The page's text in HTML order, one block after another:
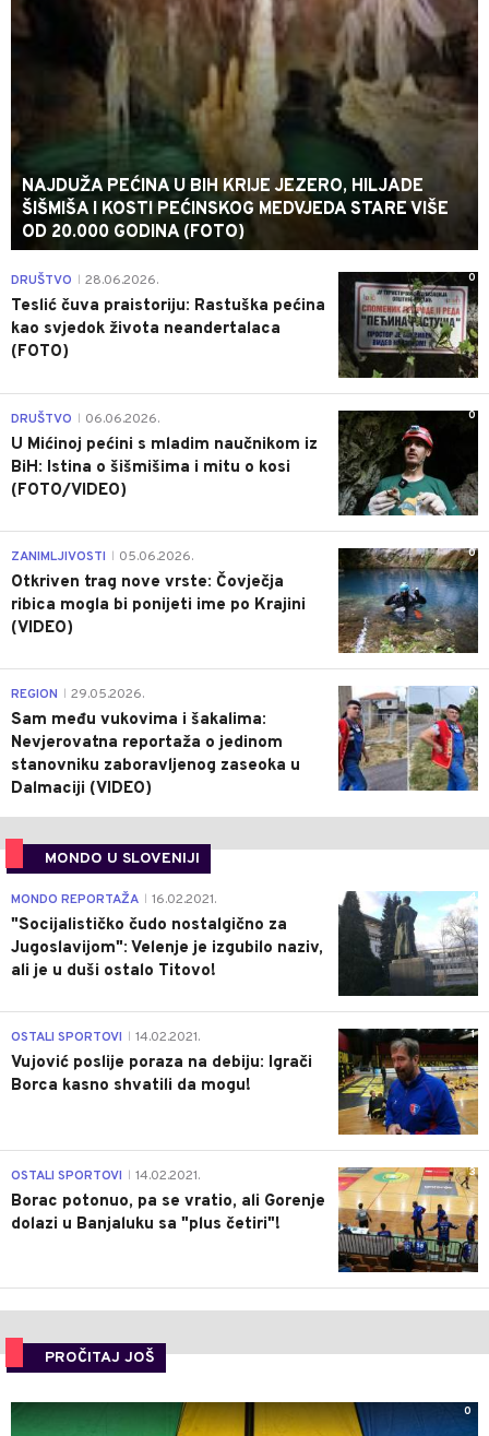
NAJDUŽA PEĆINA U BIH KRIJE JEZERO, HILJADE
ŠIŠMIŠA I KOSTI PEĆINSKOG MEDVJEDA STARE VIŠE
OD 20.000 GODINA (FOTO)
0
DRUŠTVO 28.06.2026.
Teslić čuva praistoriju: Rastuška pećina
kao svjedok života neandertalaca
(FOTO)
0
DRUŠTVO 06.06.2026.
U Mićinoj pećini s mladim naučnikom iz
BiH: Istina o šišmišima i mitu o kosi
(FOTO/VIDEO)
0
ZANIMLJIVOSTI 05.06.2026.
Otkriven trag nove vrste: Čovječja
ribica mogla bi ponijeti ime po Krajini
(VIDEO)
0
REGION 29.05.2026.
Sam među vukovima i šakalima:
Nevjerovatna reportaža o jedinom
stanovniku zaboravljenog zaseoka u
Dalmaciji (VIDEO)
MONDO U SLOVENIJI
4
MONDO REPORTAŽA 16.02.2021.
"Socijalističko čudo nostalgično za
Jugoslavijom": Velenje je izgubilo naziv,
ali je u duši ostalo Titovo!
1
OSTALI SPORTOVI 14.02.2021.
Vujović poslije poraza na debiju: Igrači
Borca kasno shvatili da mogu!
3
OSTALI SPORTOVI 14.02.2021.
Borac potonuo, pa se vratio, ali Gorenje
dolazi u Banjaluku sa "plus četiri"!
PROČITAJ JOŠ
0